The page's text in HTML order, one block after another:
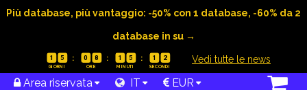
Più database, più vantaggio: -50% con 1 database, -60% da 2
database in su →
1 5 0 8 1 5 1 1 Vedi tutte le news
Area riservata IT EUR